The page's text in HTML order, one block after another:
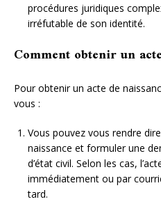
procédures juridiques
irréfutable de son identité.
Comment obtenir un
Pour obtenir un acte de
vous :
Vous pouvez vous rendre
naissance et formuler une
d’état civil. Selon les cas,
immédiatement ou par
tard.